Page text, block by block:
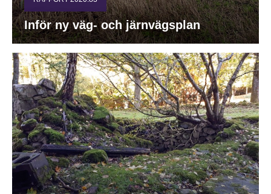
Inför ny väg- och järnvägsplan